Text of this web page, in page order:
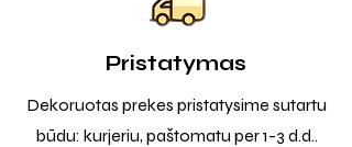
Pristatymas
Dekoruotas prekes pristatysime sutartu
būdu: kurjeriu, paštomatu per 1-3 d.d..